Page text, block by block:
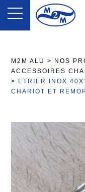
M2M ALU > NOS
ACCESSOIRES
>
ETRIER INOX
CHARIOT ET